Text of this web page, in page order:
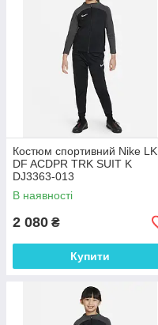
Костюм спортивний Nike LK
DF ACDPR TRK SUIT K
DJ3363-013
В наявності
2 080 ₴
Купити